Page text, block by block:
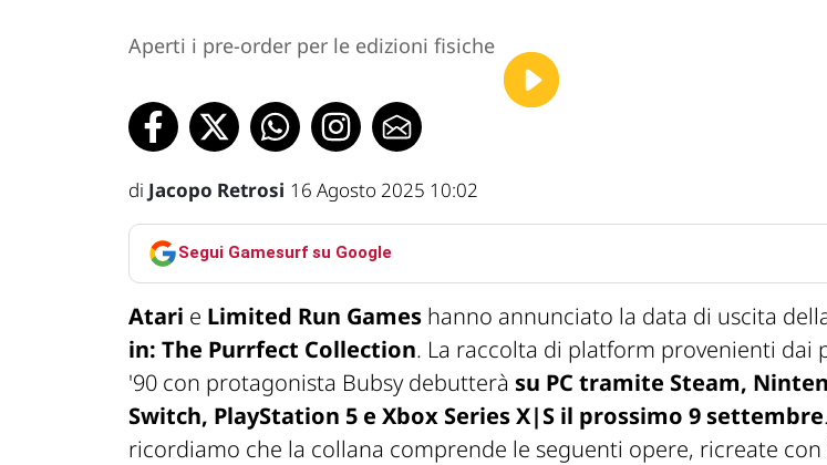
Aperti i pre-order per le edizioni fisiche
di Jacopo Retrosi 16 Agosto 2025 10:02
Segui Gamesurf su Google
Atari e Limited Run Games hanno annunciato la data di uscita
in: The Purrfect Collection. La raccolta di platform provenienti dai
'90 con protagonista Bubsy debutterà su PC tramite Steam,
Switch, PlayStation 5 e Xbox Series X|S il prossimo 9 settembre
ricordiamo che la collana comprende le seguenti opere, ricreate con